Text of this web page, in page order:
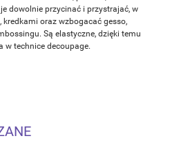
dowolnie przycinać i przystrajać, w
oraz wzbogacać gesso,
Są elastyczne, dzięki temu
w technice decoupage.